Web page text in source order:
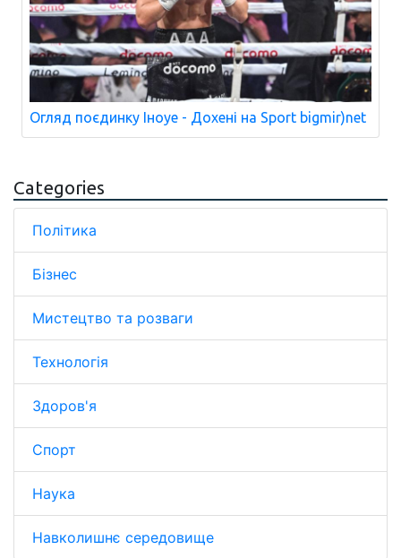
Огляд поєдинку Іноуе - Дохені на Sport bigmir)net
Categories
Політика
Бізнес
Мистецтво та розваги
Технологія
Здоров'я
Спорт
Наука
Навколишнє середовище